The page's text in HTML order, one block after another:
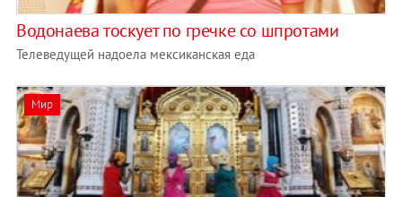
Водонаева тоскует по гречке со шпротами
Телеведущей надоела мексиканская еда
Мир